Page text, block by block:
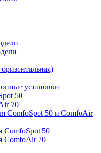
установки
50
70
ComfoSpot 50 и ComfoAir
ComfoSpot 50
ComfoAir 70